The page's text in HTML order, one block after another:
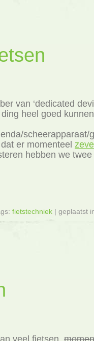
van ‘dedicated
heel goed
scheerapparaat/
er momenteel
hebben we
fietstechniek| geplaatst
veel fietsen,